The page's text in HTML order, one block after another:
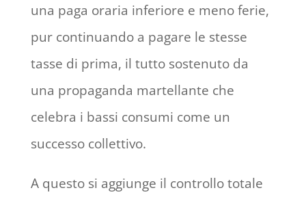
una paga oraria inferiore e meno ferie,
pur continuando a pagare le stesse
tasse di prima, il tutto sostenuto da
una propaganda martellante che
celebra i bassi consumi come un
successo collettivo.
A questo si aggiunge il controllo totale